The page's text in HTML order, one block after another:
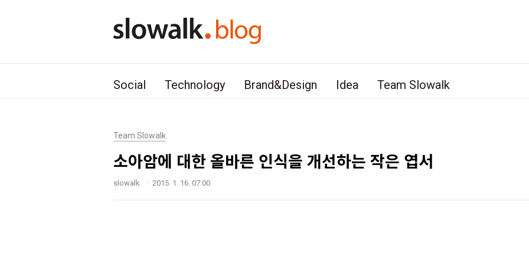
Social Technology Brand&Design Idea Team Slowalk
Team Slowalk
소아암에 대한 올바른 인식을 개선하는 작은 엽서
slowalk 2015. 1. 16. 07:00